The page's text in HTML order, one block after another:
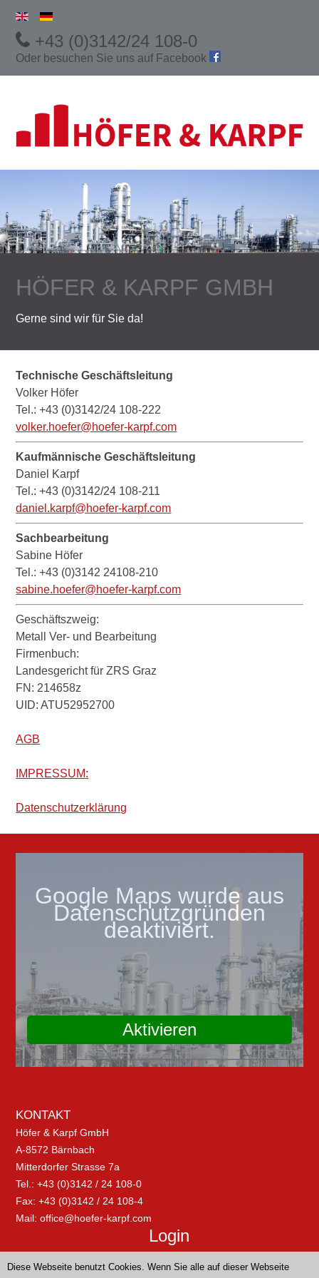
+43 (0)3142/24 108-0
Oder besuchen Sie uns auf Facebook
HÖFER & KARPF GMBH
Gerne sind wir für Sie da!
Technische Geschäftsleitung
Volker Höfer
Tel.: +43 (0)3142/24 108-222
volker.hoefer@hoefer-karpf.com
Kaufmännische Geschäftsleitung
Daniel Karpf
Tel.: +43 (0)3142/24 108-211
daniel.karpf@hoefer-karpf.com
Sachbearbeitung
Sabine Höfer
Tel.: +43 (0)3142 24108-210
sabine.hoefer@hoefer-karpf.com
Geschäftszweig:
Metall Ver- und Bearbeitung
Firmenbuch:
Landesgericht für ZRS Graz
FN: 214658z
UID: ATU52952700
AGB
IMPRESSUM:
Datenschutzerklärung
Google Maps wurde aus
Datenschutzgründen
deaktiviert.
Aktivieren
KONTAKT
Höfer & Karpf GmbH
A-8572 Bärnbach
Mitterdorfer Strasse 7a
Tel.: +43 (0)3142 / 24 108-0
Fax: +43 (0)3142 / 24 108-4
Mail:office@hoefer-karpf.com
Login
Diese Webseite benutzt Cookies. Wenn Sie alle auf dieser Webseite